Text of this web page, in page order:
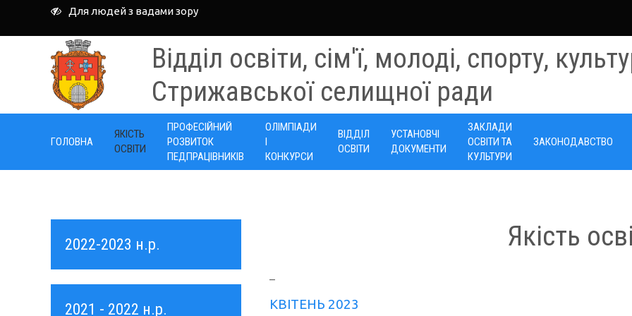
Для людей з вадами зору
Відділ освіти, сім'ї, молоді, спорту,
Стрижавської селищної ради
ГОЛОВНА
ЯКІСТЬ
ОСВІТИ
ПРОФЕСІЙНИЙ
РОЗВИТОК
ПЕДПРАЦІВНИКІВ
ОЛІМПІАДИ
І
КОНКУРСИ
ВІДДІЛ
ОСВІТИ
УСТАНОВЧІ
ДОКУМЕНТИ
ЗАКЛАДИ
ОСВІТИ ТА
КУЛЬТУРИ
ЗАКОНОДАВСТВО
Якість
КВІТЕНЬ 2023
2022-2023 н.р.
2021 - 2022 н.р.